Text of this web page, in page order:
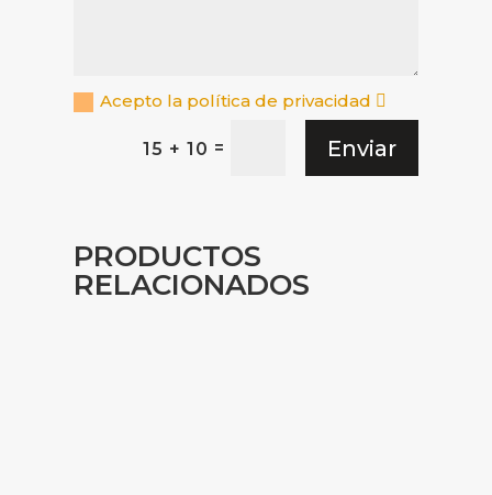
Acepto la política de privacidad
15 + 10 = Enviar
PRODUCTOS
RELACIONADOS